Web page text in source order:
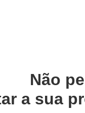
Não
a sua